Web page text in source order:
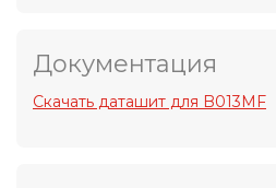
Документация
Скачать даташит для B013MF